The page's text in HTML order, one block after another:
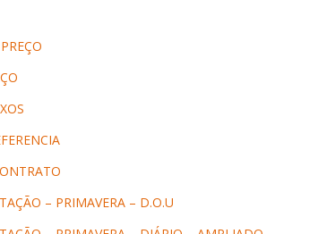
– PRIMAVERA – D.O.U